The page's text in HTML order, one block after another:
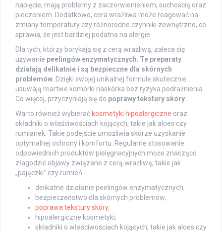
napięcie, mają problemy z zaczerwienieniem, suchością oraz
pieczeniem. Dodatkowo, cera wrażliwa może reagować na
zmiany temperatury czy różnorodne czynniki zewnętrzne, co
sprawia, że jest bardziej podatna na alergie.
Dla tych, którzy borykają się z cerą wrażliwą, zaleca się
używanie peelingów enzymatycznych Te preparaty
działają delikatnie i są bezpieczne dla skórnych
problemów. Dzięki swojej unikalnej formule skutecznie
usuwają martwe komórki naskórka bez ryzyka podrażnienia.
Co więcej, przyczyniają się do poprawy tekstury skóry
Warto również wybierać kosmetyki hipoalergiczne oraz
składniki o właściwościach kojących, takie jak aloes czy
rumianek. Takie podejście umożliwia skórze uzyskanie
optymalnej ochrony i komfortu. Regularne stosowanie
odpowiednich produktów pielęgnacyjnych może znacząco
złagodzić objawy związane z cerą wrażliwą, takie jak
„pajączki” czy rumień.
delikatne działanie peelingów enzymatycznych,
bezpieczeństwo dla skórnych problemów,
poprawa tekstury skóry,
hipoalergiczne kosmetyki,
składniki o właściwościach kojących, takie jak aloes czy